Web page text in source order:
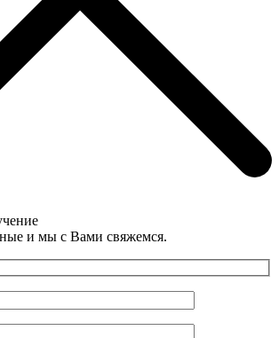
и мы с Вами свяжемся.